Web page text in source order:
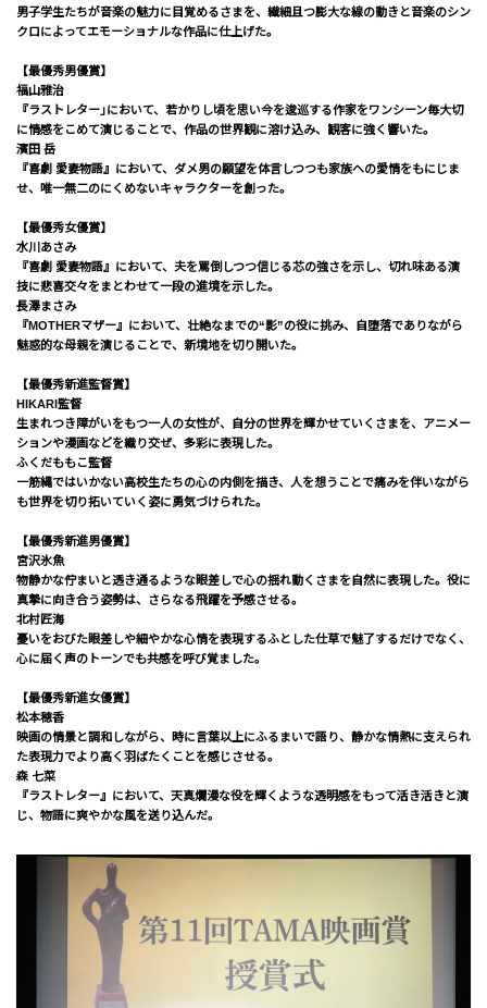
男子学生たちが音楽の魅力に目覚めるさまを、繊細且つ膨大な線の動きと音楽のシン
クロによってエモーショナルな作品に仕上げた。
【最優秀男優賞】
福山雅治
『ラストレター｣において、若かりし頃を思い今を逡巡する作家をワンシーン毎大切
に情感をこめて演じることで、作品の世界観に溶け込み、観客に強く響いた。
濱田 岳
『喜劇 愛妻物語』において、ダメ男の願望を体言しつつも家族への愛情をもにじま
せ、唯一無二のにくめないキャラクターを創った。
【最優秀女優賞】
水川あさみ
『喜劇 愛妻物語』において、夫を罵倒しつつ信じる芯の強さを示し、切れ味ある演
技に悲喜交々をまとわせて一段の進境を示した。
長澤まさみ
『MOTHERマザー』において、壮絶なまでの“影”の役に挑み、自堕落でありながら
魅惑的な母親を演じることで、新境地を切り開いた。
【最優秀新進監督賞】
HIKARI監督
生まれつき障がいをもつ一人の女性が、自分の世界を輝かせていくさまを、アニメー
ションや漫画などを織り交ぜ、多彩に表現した。
ふくだももこ監督
一筋縄ではいかない高校生たちの心の内側を描き、人を想うことで痛みを伴いながら
も世界を切り拓いていく姿に勇気づけられた。
【最優秀新進男優賞】
宮沢氷魚
物静かな佇まいと透き通るような眼差しで心の揺れ動くさまを自然に表現した。役に
真摯に向き合う姿勢は、さらなる飛躍を予感させる。
北村匠海
憂いをおびた眼差しや細やかな心情を表現するふとした仕草で魅了するだけでなく、
心に届く声のトーンでも共感を呼び覚ました。
【最優秀新進女優賞】
松本穂香
映画の情景と調和しながら、時に言葉以上にふるまいで語り、静かな情熱に支えられ
た表現力でより高く羽ばたくことを感じさせる。
森 七菜
『ラストレター』において、天真爛漫な役を輝くような透明感をもって活き活きと演
じ、物語に爽やかな風を送り込んだ。